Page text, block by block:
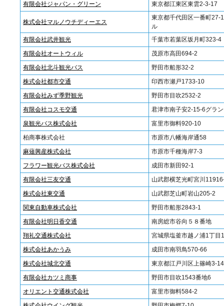
有限会社ジャパン・グリーン
東京都江東区東雲2-3-17
株式会社マルノウチディーエス
東京都千代田区一番町
ル
有限会社武井観光
千葉市若葉区坂月町323-4
有限会社オートウィル
茂原市高田694-2
有限会社北斗観光バス
野田市船形32-2
株式会社都市交通
印西市瀬戸1733-10
有限会社みず季野観光
野田市目吹2532‐2
有限会社コスモ交通
君津市南子安2-15-6グラ
泉観光バス株式会社
富里市御料920-10
柏商事株式会社
市原市八幡海岸通58
麻薙興産株式会社
市原市千種海岸7-3
フラワー観光バス株式会社
成田市新田92-1
有限会社三友交通
山武郡横芝光町宮川
株式会社東交通
山武郡芝山町岩山205-2
関東自動車株式会社
野田市船形2843-1
有限会社明日香交通
南房総市谷向５８番地
翔礼交通株式会社
宮城県塩釜市越ノ浦1丁目
株式会社あかうみ
成田市南羽鳥570-66
株式会社城北交通
東京都江戸川区上篠崎3-
有限会社カツミ商事
野田市目吹1543番地6
オリエント交通株式会社
富里市御料584-2